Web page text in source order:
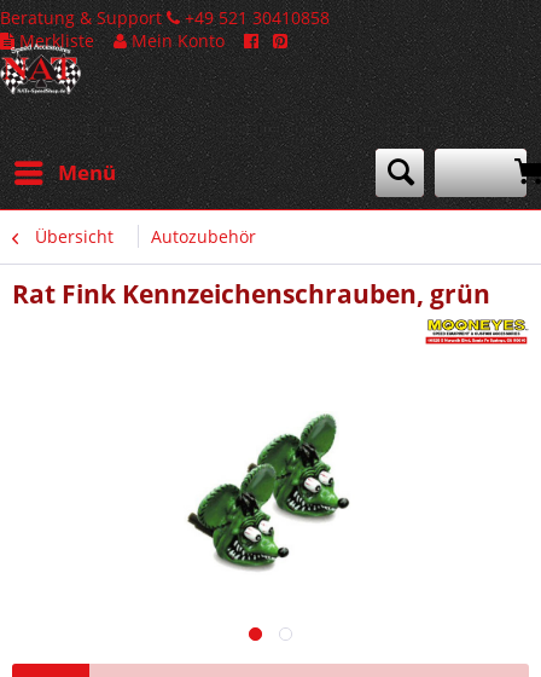
Beratung & Support
+49 521 30410858
Merkliste
Mein Konto
Menü
Übersicht Autozubehör
Rat Fink Kennzeichenschrauben, grün